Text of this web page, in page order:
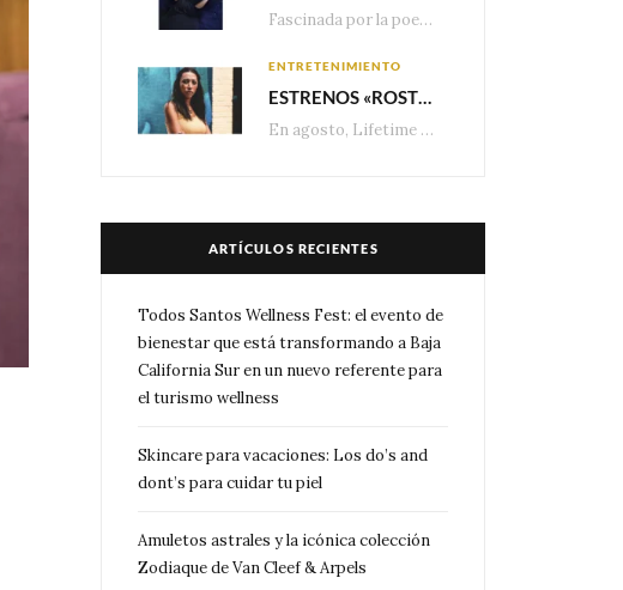
Fascinada por la poesía de las estrellas, la Maison Van Cleef & Arpels celebra la llegada de las…
ENTRETENIMIENTO
ESTRENOS «ROSTROS DEL ENGAÑO», ESPECIAL DE LIFETIME MOVIES DONDE NADA NI NADIE ES LO QUE PARECE
En agosto, Lifetime presenta estrenos exclusivos con historias donde las apariencias esconden los secretos más…
ARTÍCULOS RECIENTES
Todos Santos Wellness Fest: el evento de
bienestar que está transformando a Baja
California Sur en un nuevo referente para
el turismo wellness
Skincare para vacaciones: Los do’s and
dont’s para cuidar tu piel
Amuletos astrales y la icónica colección
Zodiaque de Van Cleef & Arpels